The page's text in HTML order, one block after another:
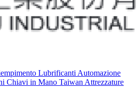
Lubrificanti Automazione
Chiavi in Mano Taiwan Attrezzature